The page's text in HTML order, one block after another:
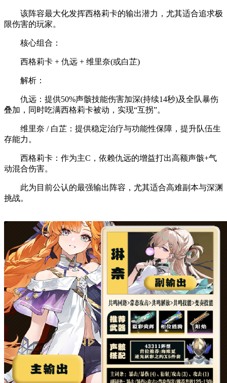
该阵容最大化发挥西格莉卡的输出潜力，尤其适合追求极
限伤害的玩家。
‌核心组合‌：
‌西格莉卡 + 仇远 + 维里奈(或白芷)‌
解析‌：
‌仇远‌：提供‌50%声骸技能伤害加深‌(持续14秒)及‌全队暴伤
叠加‌，同时吃满西格莉卡被动，实现“互拐”‌。
‌维里奈 / 白芷‌：提供稳定治疗与功能性保障，提升队伍生
存能力‌。
‌西格莉卡‌：作为主C，依赖仇远的增益打出高额声骸+气
动混合伤害‌。
此为目前公认的‌最强输出阵容‌，尤其适合高难副本与深渊
挑战‌。